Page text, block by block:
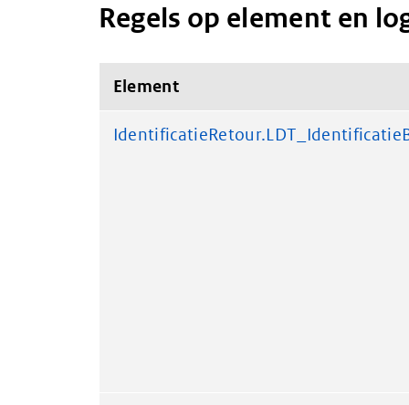
Regels op element en
Element